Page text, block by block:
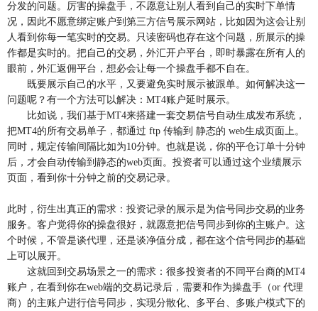
分发的问题。厉害的操盘手，不愿意让别人看到自己的实时下单情
况，因此不愿意绑定账户到第三方信号展示网站，比如因为这会让别
人看到你每一笔实时的交易。只读密码也存在这个问题，所展示的操
作都是实时的。把自己的交易，外汇开户平台，即时暴露在所有人的
眼前，外汇返佣平台，想必会让每一个操盘手都不自在。
既要展示自己的水平，又要避免实时展示被跟单。如何解决这一
问题呢？有一个方法可以解决：MT4账户延时展示。
比如说，我们基于MT4来搭建一套交易信号自动生成发布系统，
把MT4的所有交易单子，都通过 ftp 传输到 静态的 web生成页面上。
同时，规定传输间隔比如为10分钟。也就是说，你的平仓订单十分钟
后，才会自动传输到静态的web页面。投资者可以通过这个业绩展示
页面，看到你十分钟之前的交易记录。
此时，衍生出真正的需求：投资记录的展示是为信号同步交易的业务
服务。客户觉得你的操盘很好，就愿意把信号同步到你的主账户。这
个时候，不管是谈代理，还是谈净值分成，都在这个信号同步的基础
上可以展开。
这就回到交易场景之一的需求：很多投资者的不同平台商的MT4
账户，在看到你在web端的交易记录后，需要和作为操盘手（or 代理
商）的主账户进行信号同步，实现分散化、多平台、多账户模式下的